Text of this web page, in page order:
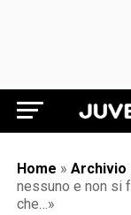
Home » Archivio
nessuno e non si
che…»